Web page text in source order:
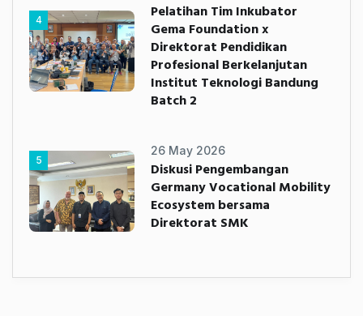
4
Pelatihan Tim Inkubator
Gema Foundation x
Direktorat Pendidikan
Profesional Berkelanjutan
Institut Teknologi Bandung
Batch 2
5
26 May 2026
Diskusi Pengembangan
Germany Vocational Mobility
Ecosystem bersama
Direktorat SMK